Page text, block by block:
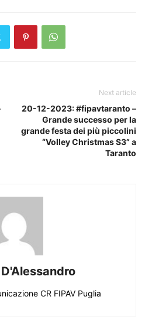
Next article
20-12-2023: #fipavtaranto –
Grande successo per la
grande festa dei più piccolini
“Volley Christmas S3” a
Taranto
CR FIPAV Puglia